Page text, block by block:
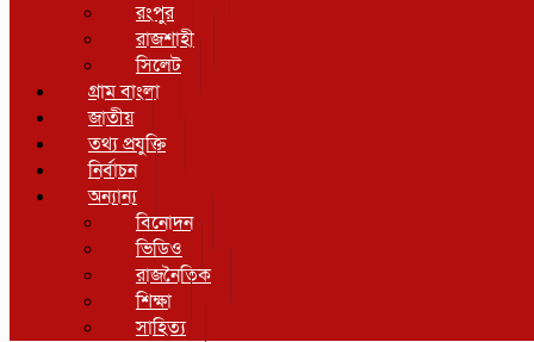
রংপুর
রাজশাহী
সিলেট
গ্রাম বাংলা
জাতীয়
তথ্য প্রযুক্তি
নির্বাচন
অন্যান্য
বিনোদন
ভিডিও
রাজনৈতিক
শিক্ষা
সাহিত্য